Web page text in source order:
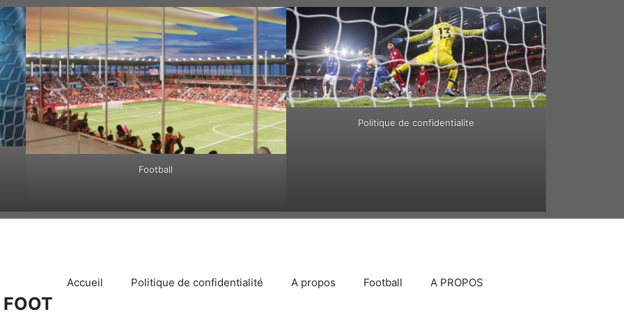
Football
Politique de confidentialite
Accueil Politique de confidentialité A propos Football A PROPOS